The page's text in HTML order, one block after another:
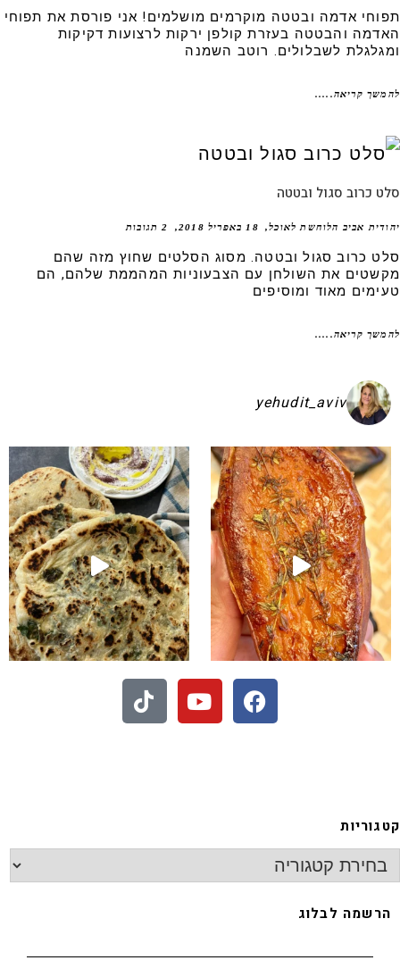
אדמה ובטטה מוקרמים מושלמים! אני פורסת את תפוחי
והבטטה בעזרת קולפן ירקות לרצועות דקיקות
לשבלולים. רוטב השמנה
קריאה.....
כרוב סגול ובטטה
אביב הלוחשת לאוכל 18 באפריל 2018 2 תגובות
כרוב סגול ובטטה. מסוג הסלטים שחוץ מזה שהם
את השולחן עם הצבעוניות המהממת שלהם, הם
מאוד ומוסיפים
קריאה.....
yehudit_aviv
בפיתות היסטריות
חיתוכיות ריבה וקוקוס
לבלוג